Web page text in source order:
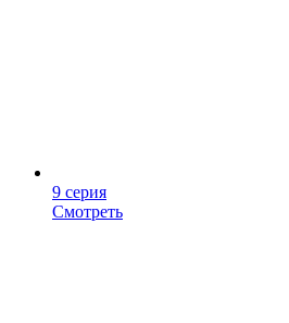
9 серия
Смотреть